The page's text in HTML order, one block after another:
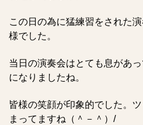
この日の為に猛練習をされた
様でした。
当日の演奏会はとても息があ
になりましたね。
皆様の笑顔が印象的でした。
まってますね（＾－＾）/